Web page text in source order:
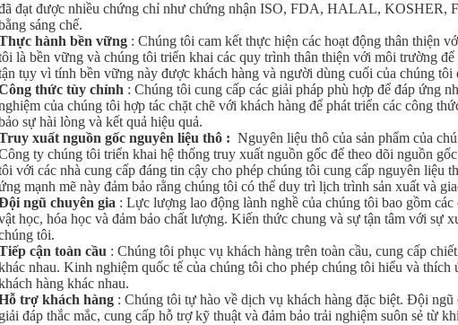
đạt được nhiều chứng chỉ như chứng nhận ISO, FDA, HALAL, KOSHER,
sáng chế.
hành bền vững: Chúng tôi cam kết thực hiện các hoạt động thân thiện
là bền vững và chúng tôi triển khai các quy trình thân thiện với môi trường
tụy vì tính bền vững này được khách hàng và người dùng cuối của chúng tôi
thức tùy chỉnh: Chúng tôi cung cấp các giải pháp phù hợp để đáp ứng
của chúng tôi hợp tác chặt chẽ với khách hàng để phát triển các công
sự hài lòng và kết quả hiệu quả.
xuất nguồn gốc nguyên liệu thô : Nguyên liệu thô của sản phẩm của
ty chúng tôi triển khai hệ thống truy xuất nguồn gốc để theo dõi nguồn
với các nhà cung cấp đáng tin cậy cho phép chúng tôi cung cấp nguyên liệu
mạnh mẽ này đảm bảo rằng chúng tôi có thể duy trì lịch trình sản xuất và
ngũ chuyên gia: Lực lượng lao động lành nghề của chúng tôi bao gồm
học, hóa học và đảm bảo chất lượng. Kiến thức chung và sự tận tâm với sự
tôi.
cận toàn cầu: Chúng tôi phục vụ khách hàng trên toàn cầu, cung cấp
nhau. Kinh nghiệm quốc tế của chúng tôi cho phép chúng tôi hiểu và
hàng khác nhau.
trợ khách hàng: Chúng tôi tự hào về dịch vụ khách hàng đặc biệt. Đội ngũ
giải đáp thắc mắc, cung cấp hỗ trợ kỹ thuật và đảm bảo trải nghiệm suôn sẻ từ